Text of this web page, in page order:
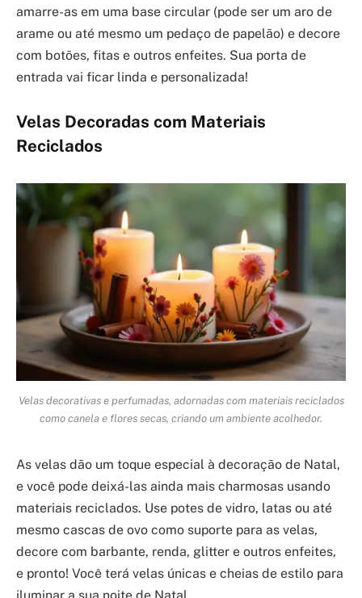
amarre-as em uma base circular (pode ser um aro de
arame ou até mesmo um pedaço de papelão) e decore
com botões, fitas e outros enfeites. Sua porta de
entrada vai ficar linda e personalizada!
Velas Decoradas com Materiais
Reciclados
Velas decorativas e perfumadas, adornadas com materiais reciclados
como canela e flores secas, criando um ambiente acolhedor.
As velas dão um toque especial à decoração de Natal,
e você pode deixá-las ainda mais charmosas usando
materiais reciclados. Use potes de vidro, latas ou até
mesmo cascas de ovo como suporte para as velas,
decore com barbante, renda, glitter e outros enfeites,
e pronto! Você terá velas únicas e cheias de estilo para